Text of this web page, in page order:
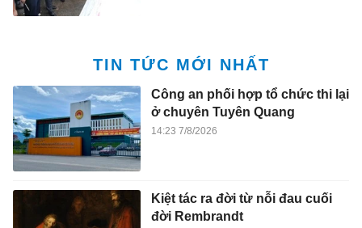
TIN TỨC MỚI NHẤT
Công an phối hợp tổ chức thi lại
ở chuyên Tuyên Quang
14:23 7/8/2026
Kiệt tác ra đời từ nỗi đau cuối
đời Rembrandt